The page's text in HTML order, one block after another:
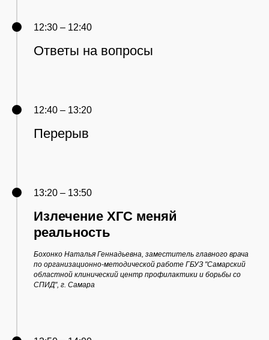
12:30 – 12:40
Ответы на вопросы
12:40 – 13:20
Перерыв
13:20 – 13:50
Излечение ХГС меняй
реальность
Бохонко Наталья Геннадьевна, заместитель главного врача
по организационно-методической работе ГБУЗ "Самарский
областной клинический центр профилактики и борьбы со
СПИД", г. Самара